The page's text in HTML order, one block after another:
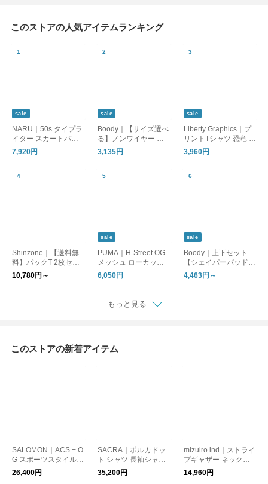
このストアの人気アイテムランキング
sale
NARU｜50s タイプラ
イター スカートパン
ツ ワイドパンツ イー
ジーパンツ 661905 ナ
7,920円
sale
Boody｜【サイズ選べ
る】ノンワイヤー シ
ェイパーパッド付 ブ
ラジャー ブラトップ
ーディー
3,135円
sale
Liberty Graphics｜プ
リントTシャツ 恐竜 ひ
まわり トラウト 熊 動
物 アートT 半袖 ユニ
929 386 281 リバティ
3,960円
Shinzone｜【送料無
料】パックT 2枚セッ
ト ショートスリーブ T
シャツ 無地 ボーダー
10,780円～
sale
PUMA｜H-Street OG
メッシュ ローカット
スニーカー シューズ
靴 HストリートOG 40
6,050円
sale
Boody｜上下セット
【シェイパーパッド付
ブラ】フルブリーフor
ミディブリーフ セッ
4,463円～
もっと見る
このストアの新着アイテム
SALOMON｜ACS + O
G スポーツスタイル
シューズ スニーカー
靴 L47134400 サロモ
26,400円
SACRA｜ポルカドッ
ト シャツ 長袖シャツ
セットアップ POLKA
DOT'S SHIRT 126511
35,200円
mizuiro ind｜ストライ
プギャザー ネックシ
ャツ 長袖シャツ stripe
gather neck shirt 3-23
14,960円